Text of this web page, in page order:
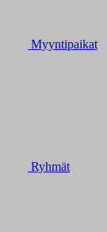
Myyntipaikat
Ryhmät